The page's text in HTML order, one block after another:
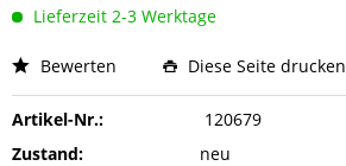
Lieferzeit 2-3 Werktage
Bewerten Diese Seite drucken
Artikel-Nr.:
120679
Zustand:
neu